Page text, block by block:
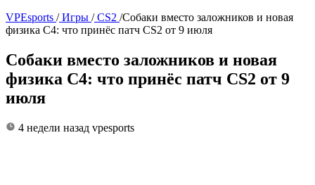
VPEsports / Игры / CS2 /Собаки вместо заложников и новая
физика C4: что принёс патч CS2 от 9 июля
Собаки вместо заложников и новая
физика C4: что принёс патч CS2 от 9
июля
4 недели назад vpesports